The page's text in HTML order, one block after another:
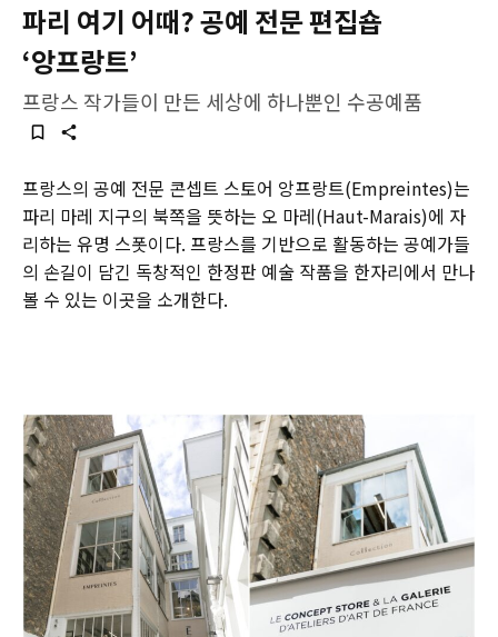
파리 여기 어때? 공예 전문 편집숍
‘앙프랑트’
프랑스 작가들이 만든 세상에 하나뿐인 수공예품
프랑스의 공예 전문 콘셉트 스토어 앙프랑트(Empreintes)는
파리 마레 지구의 북쪽을 뜻하는 오 마레(Haut-Marais)에 자
리하는 유명 스폿이다. 프랑스를 기반으로 활동하는 공예가들
의 손길이 담긴 독창적인 한정판 예술 작품을 한자리에서 만나
볼 수 있는 이곳을 소개한다.